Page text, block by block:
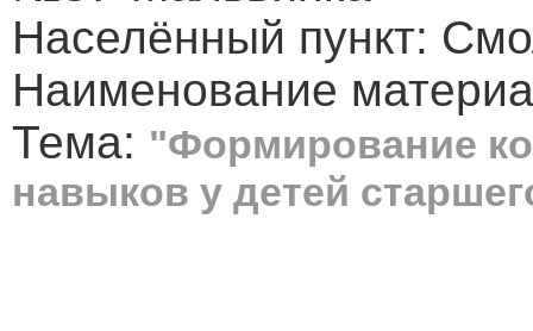
Населённый пункт:
Наименование
Тема: "Формирование
навыков у детей